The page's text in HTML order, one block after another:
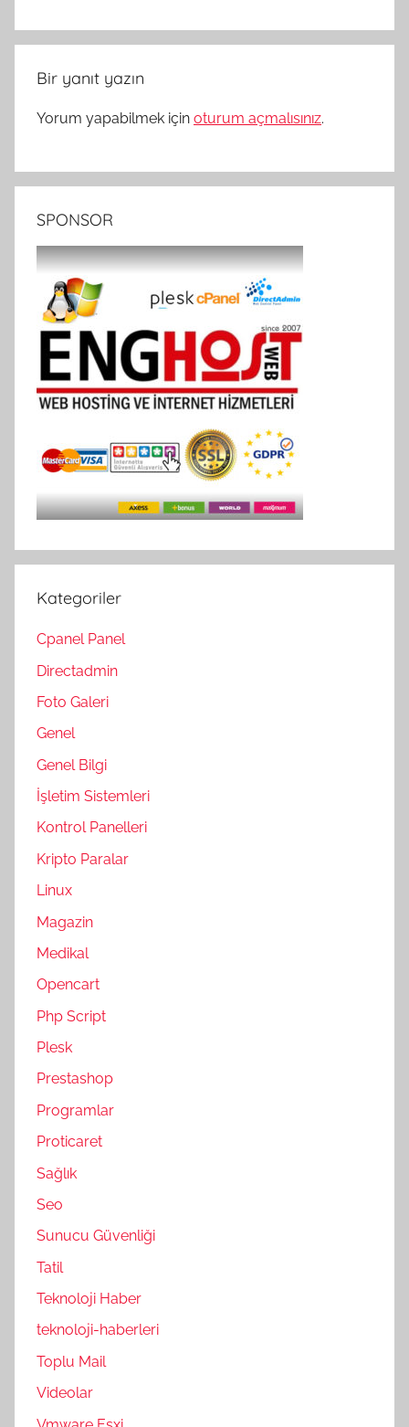
Bir yanıt yazın
Yorum yapabilmek için oturum açmalısınız.
SPONSOR
Kategoriler
Cpanel Panel
Directadmin
Foto Galeri
Genel
Genel Bilgi
İşletim Sistemleri
Kontrol Panelleri
Kripto Paralar
Linux
Magazin
Medikal
Opencart
Php Script
Plesk
Prestashop
Programlar
Proticaret
Sağlık
Seo
Sunucu Güvenliği
Tatil
Teknoloji Haber
teknoloji-haberleri
Toplu Mail
Videolar